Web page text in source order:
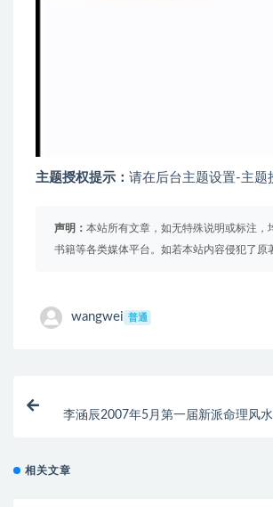
主题授权提示： 请在后台主题设置-主题
声明： 本站所有文章，如无特殊说明或标注，
书籍等各类媒体平台。如若本站内容侵犯了原
wangwei 普通
李涵辰2007年5月第一届新派命理风
相关文章